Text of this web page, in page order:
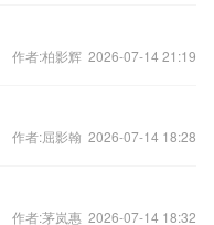
作者:柏影辉 2026-07-14 21:19
作者:屈影翰 2026-07-14 18:28
作者:茅岚惠 2026-07-14 18:32